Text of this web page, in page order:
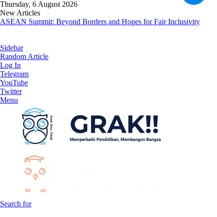
Thursday, 6 August 2026
New Articles
ASEAN Summit: Beyond Borders and Hopes for Fair Inclusivity
Sidebar
Random Article
Log In
Telegram
YouTube
Twitter
Menu
Search for